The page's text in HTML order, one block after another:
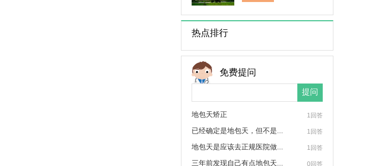
热点排行
免费提问
地包天矫正 1回答
已经确定是地包天，但不是... 1回答
地包天是应该去正规医院做... 1回答
三年前发现自己有点地包天... 0回答